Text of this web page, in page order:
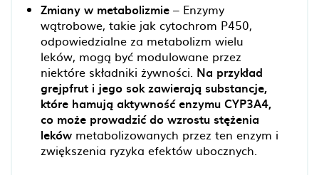
Zmiany w metabolizmie – Enzymy
wątrobowe, takie jak cytochrom P450,
odpowiedzialne za metabolizm wielu
leków, mogą być modulowane przez
niektóre składniki żywności. Na przykład
grejpfrut i jego sok zawierają substancje,
które hamują aktywność enzymu CYP3A4,
co może prowadzić do wzrostu stężenia
leków metabolizowanych przez ten enzym i
zwiększenia ryzyka efektów ubocznych.